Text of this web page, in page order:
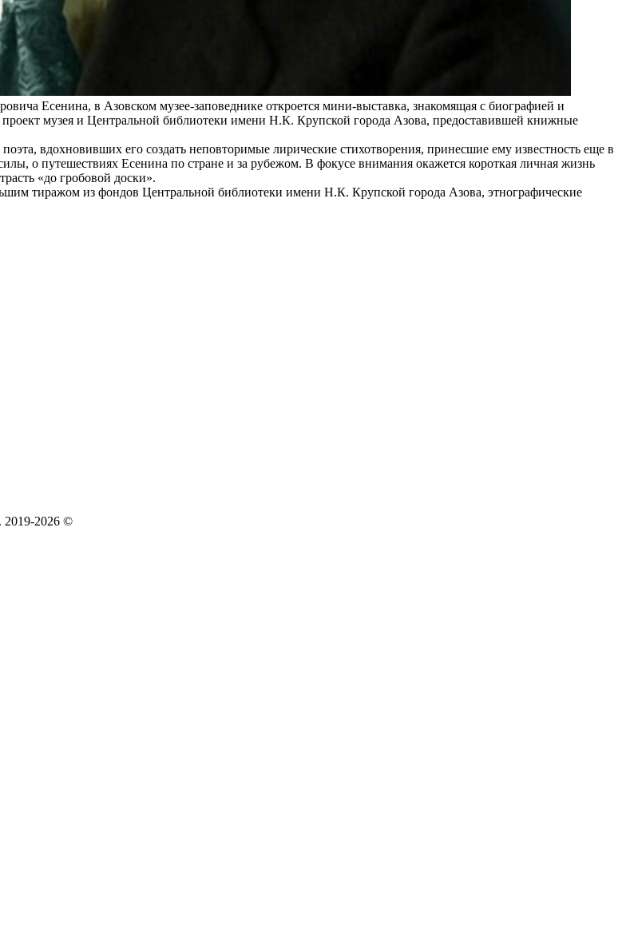
Есенина, в Азовском музее-заповеднике откроется мини-выставка, знакомящая с биографией и
музея и Центральной библиотеки имени Н.К. Крупской города Азова, предоставившей книжные
вдохновивших его создать неповторимые лирические стихотворения, принесшие ему известность еще в
о путешествиях Есенина по стране и за рубежом. В фокусе внимания окажется короткая личная жизнь
«до гробовой доски».
тиражом из фондов Центральной библиотеки имени Н.К. Крупской города Азова, этнографические
2019-2026 ©